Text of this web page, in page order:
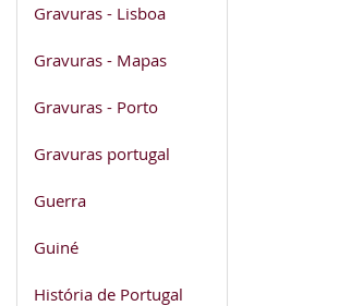
Gravuras - Lisboa
Gravuras - Mapas
Gravuras - Porto
Gravuras portugal
Guerra
Guiné
História de Portugal